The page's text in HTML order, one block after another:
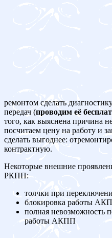
ремонтом сделать
передач (проводим её
того, как выяснена причина
посчитаем цену на работу и
сделать выгоднее:
контрактную.
Некоторые внешние
РКПП:
толчки при
блокировка работы
полная невозможность
работы АКПП